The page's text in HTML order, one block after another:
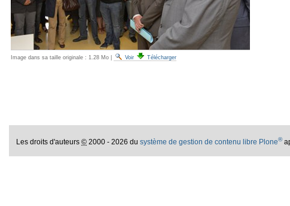
Image dans sa taille originale : 1.28 Mo Voir Télécharger
Les droits d'auteurs© 2000 - 2026 dusystème de gestion de contenu libre Plone®